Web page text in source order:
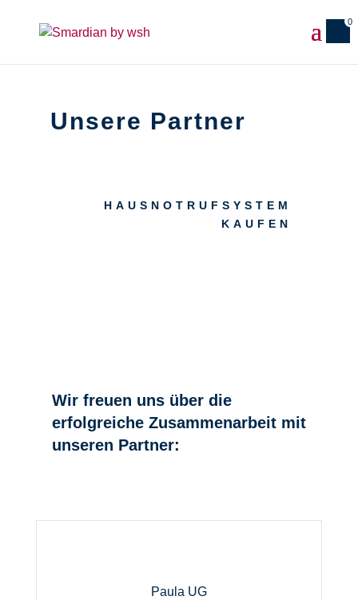
0
Unsere Partner
HAUSNOTRUFSYSTEM
KAUFEN
Wir freuen uns über die
erfolgreiche Zusammenarbeit mit
unseren Partner:
Paula UG